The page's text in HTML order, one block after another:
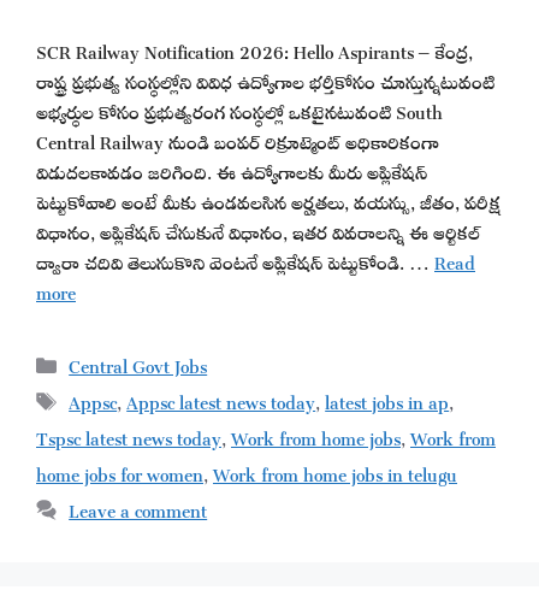
SCR Railway Notification 2026: Hello Aspirants – కేంద్ర,
రాష్ట్ర ప్రభుత్వ సంస్థల్లోని వివిధ ఉద్యోగాల భర్తీకోసం చూస్తున్నటువంటి
అభ్యర్థుల కోసం ప్రభుత్వరంగ సంస్థల్లో ఒకటైనటువంటి South
Central Railway నుండి బంపర్ రిక్రూట్మెంట్ అధికారికంగా
విడుదలకావడం జరిగింది. ఈ ఉద్యోగాలకు మీరు అప్లికేషన్
పెట్టుకోవాలి అంటే మీకు ఉండవలసిన అర్హతలు, వయస్సు, జీతం, పరీక్ష
విధానం, అప్లికేషన్ చేసుకునే విధానం, ఇతర వివరాలన్ని ఈ ఆర్టికల్
ద్వారా చదివి తెలుసుకొని వెంటనే అప్లికేషన్ పెట్టుకోండి. …Read
more
Categories
Central Govt Jobs
Tags
Appsc,Appsc latest news today,latest jobs in ap,
Tspsc latest news today,Work from home jobs,Work from
home jobs for women,Work from home jobs in telugu
Leave a comment